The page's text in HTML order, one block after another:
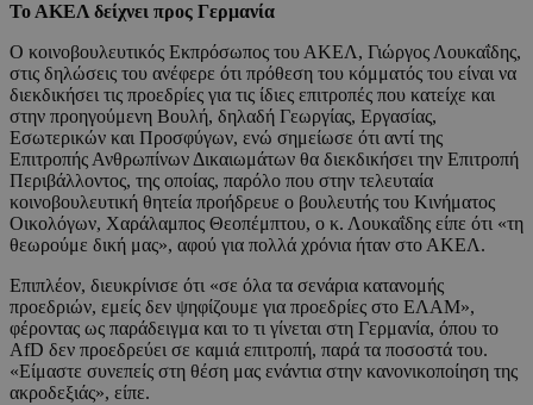
Το ΑΚΕΛ δείχνει προς Γερμανία
Ο κοινοβουλευτικός Εκπρόσωπος του ΑΚΕΛ, Γιώργος Λουκαΐδης,
στις δηλώσεις του ανέφερε ότι πρόθεση του κόμματός του είναι να
διεκδικήσει τις προεδρίες για τις ίδιες επιτροπές που κατείχε και
στην προηγούμενη Βουλή, δηλαδή Γεωργίας, Εργασίας,
Εσωτερικών και Προσφύγων, ενώ σημείωσε ότι αντί της
Επιτροπής Ανθρωπίνων Δικαιωμάτων θα διεκδικήσει την Επιτροπή
Περιβάλλοντος, της οποίας, παρόλο που στην τελευταία
κοινοβουλευτική θητεία προήδρευε ο βουλευτής του Κινήματος
Οικολόγων, Χαράλαμπος Θεοπέμπτου, ο κ. Λουκαΐδης είπε ότι «τη
θεωρούμε δική μας», αφού για πολλά χρόνια ήταν στο ΑΚΕΛ.
Επιπλέον, διευκρίνισε ότι «σε όλα τα σενάρια κατανομής
προεδριών, εμείς δεν ψηφίζουμε για προεδρίες στο ΕΛΑΜ»,
φέροντας ως παράδειγμα και το τι γίνεται στη Γερμανία, όπου το
AfD δεν προεδρεύει σε καμιά επιτροπή, παρά τα ποσοστά του.
«Είμαστε συνεπείς στη θέση μας ενάντια στην κανονικοποίηση της
ακροδεξιάς», είπε.